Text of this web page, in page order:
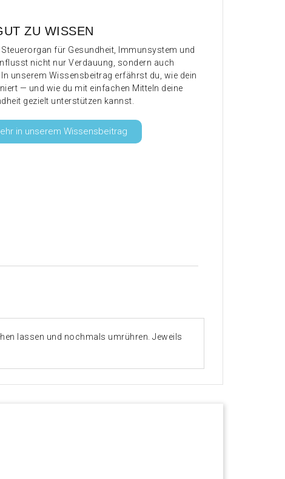
ZU WISSEN
für Gesundheit, Immunsystem und
nicht nur Verdauung, sondern auch
unserem Wissensbeitrag erfährst du, wie dein
— und wie du mit einfachen Mitteln deine
gezielt unterstützen kannst.
in unserem Wissensbeitrag
lassen und nochmals umrühren. Jeweils